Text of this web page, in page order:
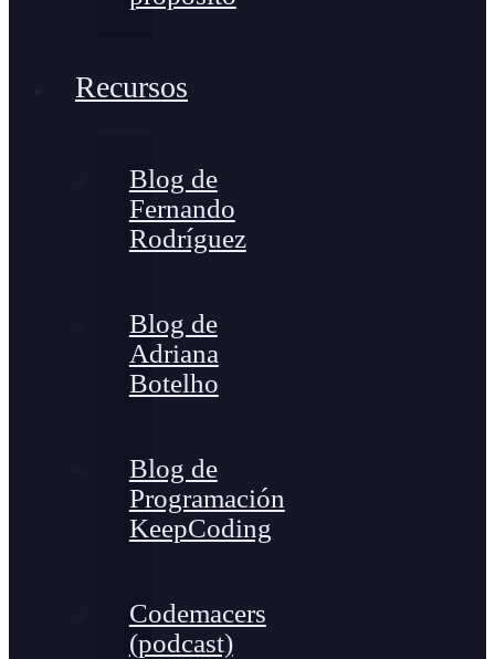
Recursos
Blog de
Fernando
Rodríguez
Blog de
Adriana
Botelho
Blog de
Programación
KeepCoding
Codemacers
(podcast)